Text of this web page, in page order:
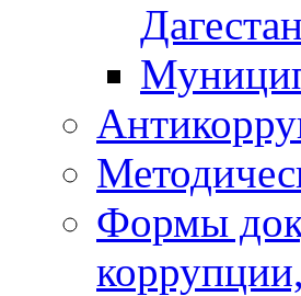
Дагестан
Формы